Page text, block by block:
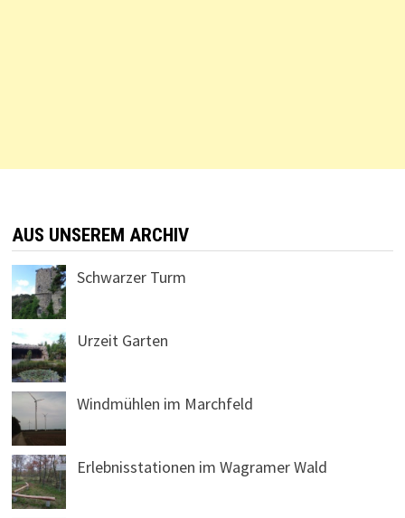
AUS UNSEREM ARCHIV
Schwarzer Turm
Urzeit Garten
Windmühlen im Marchfeld
Erlebnisstationen im Wagramer Wald